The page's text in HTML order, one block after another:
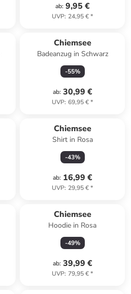
ab: 9,95 €
UVP: 24,95 €*
Chiemsee
Badeanzug in Schwarz
-55%
ab: 30,99 €
UVP: 69,95 €*
Chiemsee
Shirt in Rosa
-43%
ab: 16,99 €
UVP: 29,95 €*
Chiemsee
Hoodie in Rosa
-49%
ab: 39,99 €
UVP: 79,95 €*